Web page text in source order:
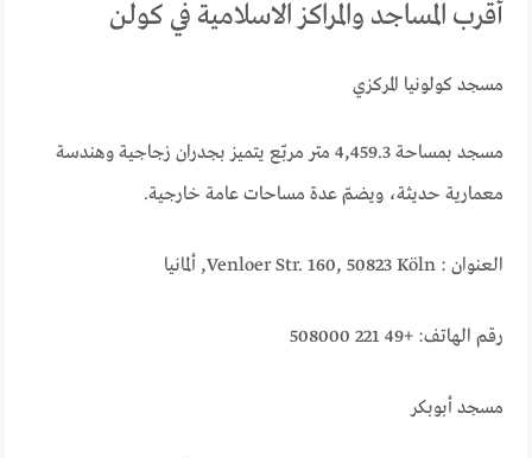
أقرب المساجد والمراكز الاسلامية في كولن
مسجد كولونيا المركزي
مسجد بمساحة 4,459.3 متر مربّع يتميز بجدران زجاجية وهندسة
معمارية حديثة، ويضمّ عدة مساحات عامة خارجية.
العنوان : Venloer Str. 160, 50823 Köln, ألمانيا
رقم الهاتف: +49 221 508000
مسجد أبوبكر